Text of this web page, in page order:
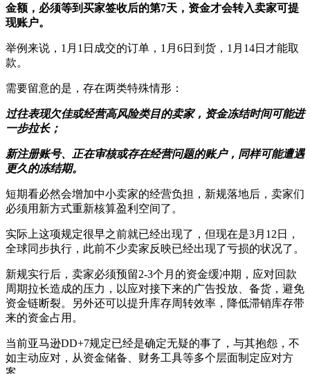
金额，必须等到买家签收后的第7天，资金才会转入卖家可提
现账户。
举例来说，1月1日成交的订单，1月6日到货，1月14日才能取
款。
需要留意的是，存在两类特殊情形：
过往表现欠佳或经营高风险类目的卖家，资金冻结时间可能进
一步拉长；
新注册账号、正在审核或存在经营问题的账户，同样可能遭遇
更久的冻结期。
短期看必然会增加中小卖家的经营负担，新规落地后，卖家们
必须用新方式重新核算盈利空间了。
实际上这项规定很早之前就已经出现了，但现在是3月12日，
全球同步执行，此前不少卖家反映已经出现了亏损的状况了。
新规实行后，卖家必须预留2-3个月的资金缓冲期，应对回款
周期拉长造成的压力，以应对接下来的广告投放、备货，避免
资金链断裂。另外还可以提升库存周转效率，降低滞销库存带
来的资金占用。
当前亚马逊DD+7规定已经是确定无疑的事了，与其抱怨，不
如主动应对，从资金储备、财务工具等多个层面制定应对方